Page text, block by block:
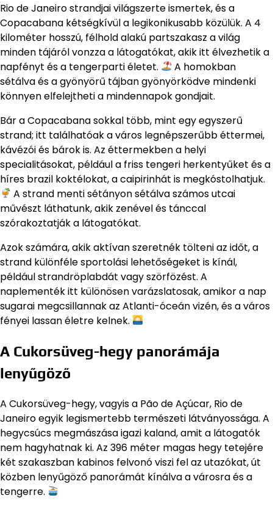
Rio de Janeiro strandjai világszerte ismertek, és a
Copacabana kétségkívül a legikonikusabb közülük. A 4
kilométer hosszú, félhold alakú partszakasz a világ
minden tájáról vonzza a látogatókat, akik itt élvezhetik a
napfényt és a tengerparti életet.
A homokban
sétálva és a gyönyörű tájban gyönyörködve mindenki
könnyen elfelejtheti a mindennapok gondjait.
Bár a Copacabana sokkal több, mint egy egyszerű
strand; itt találhatóak a város legnépszerűbb éttermei,
kávézói és bárok is. Az éttermekben a helyi
specialitásokat, például a friss tengeri herkentyűket és a
híres brazil koktélokat, a caipirinhát is megkóstolhatjuk.
A strand menti sétányon sétálva számos utcai
művészt láthatunk, akik zenével és tánccal
szórakoztatják a látogatókat.
Azok számára, akik aktívan szeretnék tölteni az időt, a
strand különféle sportolási lehetőségeket is kínál,
például strandröplabdát vagy szörfözést. A
naplementék itt különösen varázslatosak, amikor a nap
sugarai megcsillannak az Atlanti-óceán vizén, és a város
fényei lassan életre kelnek.
A Cukorsüveg-hegy panorámája
lenyűgöző
A Cukorsüveg-hegy, vagyis a Pão de Açúcar, Rio de
Janeiro egyik legismertebb természeti látványossága. A
hegycsúcs megmászása igazi kaland, amit a látogatók
nem hagyhatnak ki. Az 396 méter magas hegy tetejére
két szakaszban kabinos felvonó viszi fel az utazókat, út
közben lenyűgöző panorámát kínálva a városra és a
tengerre.